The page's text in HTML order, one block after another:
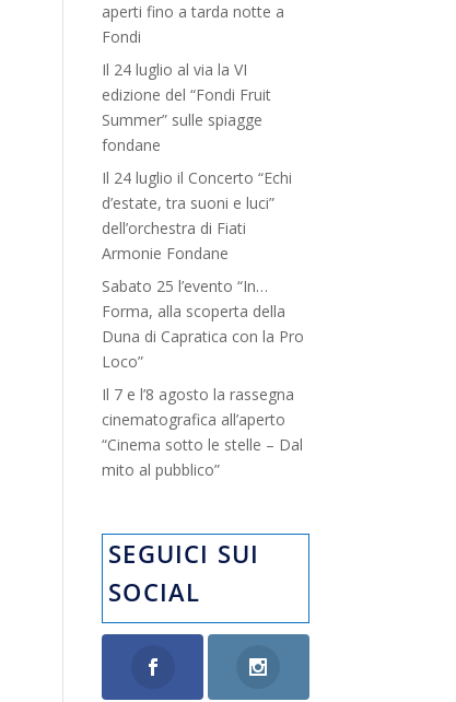
aperti fino a tarda notte a
Fondi
Il 24 luglio al via la VI
edizione del “Fondi Fruit
Summer” sulle spiagge
fondane
Il 24 luglio il Concerto “Echi
d’estate, tra suoni e luci”
dell’orchestra di Fiati
Armonie Fondane
Sabato 25 l’evento “In…
Forma, alla scoperta della
Duna di Capratica con la Pro
Loco”
Il 7 e l’8 agosto la rassegna
cinematografica all’aperto
“Cinema sotto le stelle – Dal
mito al pubblico”
SEGUICI SUI
SOCIAL